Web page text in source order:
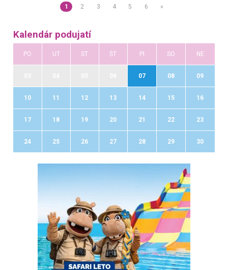
1 2 3 4 5 6 »
Kalendár podujatí
PO UT ST ŠT PI SO NE
07 08 09
10 11 12 13 14 15 16
17 18 19 20 21 22 23
24 25 26 27 28 29 30